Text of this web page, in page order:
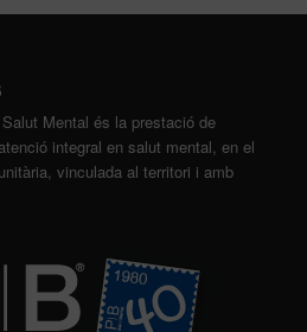
Mental és la prestació de
integral en salut mental, en el
vinculada al territori i amb